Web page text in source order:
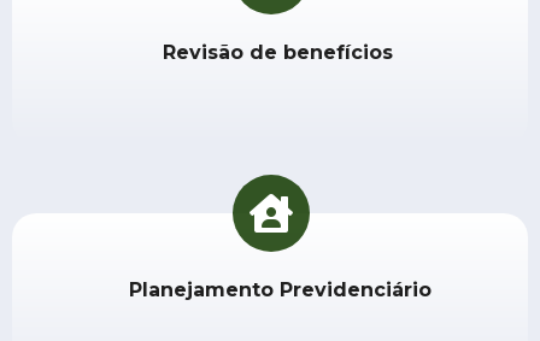
Revisão de benefícios
Planejamento Previdenciário